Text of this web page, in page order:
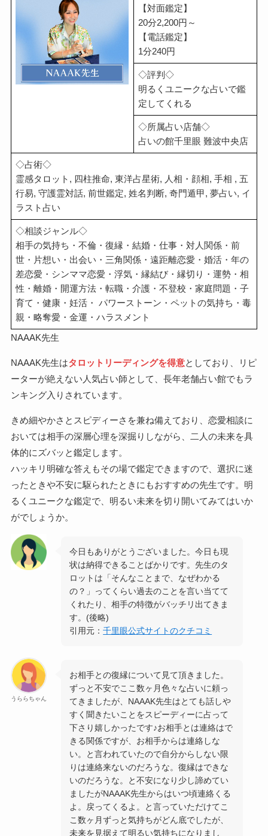
【対面鑑定】
20分2,200円～
【電話鑑定】
1分240円
◇評判◇
明るくユニークな占いで鑑
定してくれる
◇所属占い店舗◇
占いの館千里眼 難波中央店
◇占術◇
霊感タロット, 四柱推命, 東洋占星術, 人相・顔相, 手相 , 五
行易, 守護霊対話, 前世鑑定, 姓名判断, 奇門遁甲, 夢占い, イ
ラスト占い
◇相談ジャンル◇
相手の気持ち・不倫・復縁・結婚・仕事・対人関係・前
世・片想い・出会い・三角関係・遠距離恋愛・婚活・年の
差恋愛・シンママ恋愛・浮気・縁結び・縁切り・運勢・相
性・離婚・開運方法・転職・介護・不登校・家庭問題・子
育て・健康・妊活・ パワーストーン・ペットの気持ち・毒
親・略奪愛・金運・ハラスメント
NAAAK先生
NAAAK先生はタロットリーディングを得意としており、リピ
ーターが絶えない人気占い師として、長年老舗占い館でもラ
ンキング入りされています。
きめ細やかさとスピディーさを兼ね備えており、恋愛相談に
おいては相手の深層心理を深掘りしながら、二人の未来を具
体的にズバッと鑑定します。
ハッキリ明確な答えもその場で鑑定できますので、選択に迷
ったときや不安に駆られたときにもおすすめの先生です。明
るくユニークな鑑定で、明るい未来を切り開いてみてはいか
がでしょうか。
今日もありがとうございました。今日も現
状は納得できることばかりです。先生のタ
ロットは「そんなことまで、なぜわかる
の？」ってくらい過去のことを言い当てて
くれたり、相手の特徴がバッチリ出てきま
す。(後略)
引用元：千里眼公式サイトのクチコミ
うららちゃん
お相手との復縁について見て頂きました。
ずっと不安でここ数ヶ月色々な占いに頼っ
てきましたが、NAAAK先生はとても話しや
すく聞きたいことをスピーディーに占って
下さり嬉しかったです♪お相手とは連絡はで
きる関係ですが、お相手からは連絡しな
い。と言われていたので自分からしない限
りは連絡来ないのだろうな。復縁はできな
いのだろうな。と不安になり少し諦めてい
ましたがNAAAK先生からはいつ頃連絡くる
よ。戻ってくるよ。と言っていただけてこ
こ数ヶ月ずっと気持ちがどん底でしたが、
未来を見据えて明るい気持ちになりまし